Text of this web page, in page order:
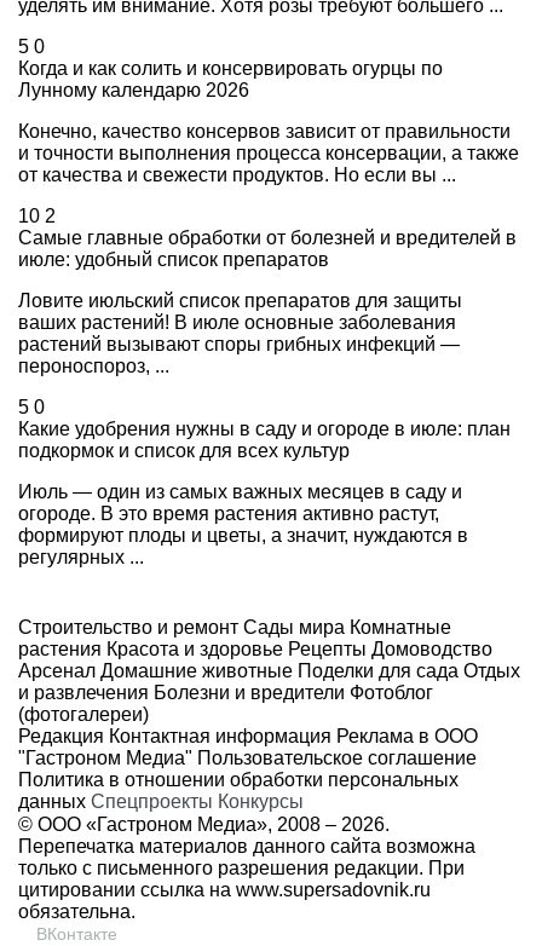
уделять им внимание. Хотя розы требуют большего ...
5 0
Когда и как солить и консервировать огурцы по
Лунному календарю 2026
Конечно, качество консервов зависит от правильности
и точности выполнения процесса консервации, а также
от качества и свежести продуктов. Но если вы ...
10 2
Самые главные обработки от болезней и вредителей в
июле: удобный список препаратов
Ловите июльский список препаратов для защиты
ваших растений! В июле основные заболевания
растений вызывают споры грибных инфекций —
пероноспороз, ...
5 0
Какие удобрения нужны в саду и огороде в июле: план
подкормок и список для всех культур
Июль — один из самых важных месяцев в саду и
огороде. В это время растения активно растут,
формируют плоды и цветы, а значит, нуждаются в
регулярных ...
Строительство и ремонт Сады мира Комнатные
растения Красота и здоровье Рецепты Домоводство
Арсенал Домашние животные Поделки для сада Отдых
и развлечения Болезни и вредители Фотоблог
(фотогалереи)
Редакция Контактная информация Реклама в ООО
"Гастроном Медиа" Пользовательское соглашение
Политика в отношении обработки персональных
данных Спецпроекты Конкурсы
© ООО «Гастроном Медиа», 2008 – 2026.
Перепечатка материалов данного сайта возможна
только с письменного разрешения редакции. При
цитировании ссылка на www.supersadovnik.ru
обязательна.
ВКонтакте